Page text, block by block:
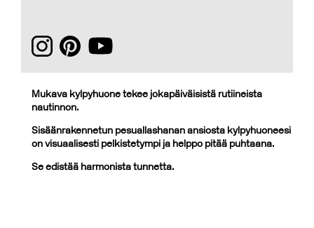
Mukava kylpyhuone tekee jokapäiväisistä rutiineista
nautinnon.
Sisäänrakennetun pesuallashanan ansiosta kylpyhuoneesi
on visuaalisesti pelkistetympi ja helppo pitää puhtaana.
Se edistää harmonista tunnetta.